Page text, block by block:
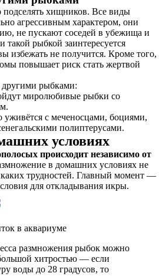
подселять хищников. Все виды
агрессивным характером, они
не пускают соседей в убежища и
рыбкой заинтересуется
избежать не получится. Кроме того,
повышает риск стать жертвой
рыбками:
миролюбивые рыбки со
уживётся с меченосцами, боциями,
полиптерусами.
условиях
происходит независимо от
в домашних условиях не
трудностей. Главный момент —
для откладывания икры.
в аквариуме
размножения рыбок можно
хитростью — если
воды до 28 градусов, то